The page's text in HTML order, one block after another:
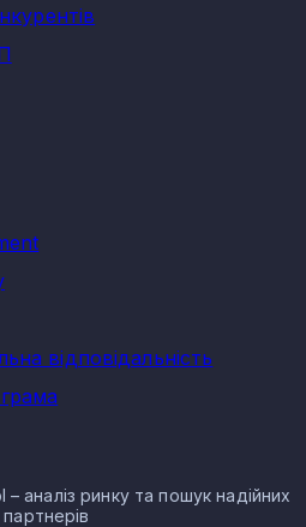
відповідальність
аналіз ринку та пошук надійних
партнерів